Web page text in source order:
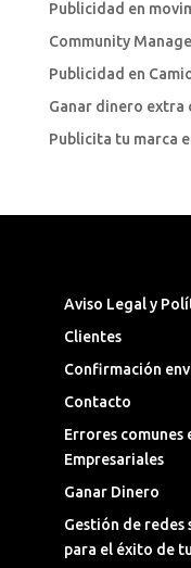
Publicidad en
Community
Publicidad en
Ganar dinero extra
Publicita tu marca
Aviso Legal y
Clientes
Confirmación
Contacto
Errores comunes
Empresariales
Ganar Dinero
Gestión de redes
para el éxito de